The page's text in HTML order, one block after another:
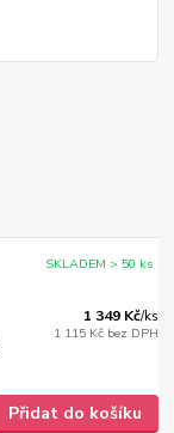
1 349 Kč/ks
1 115 Kč bez DPH
SKLADEM > 50 ks
Přidat do košíku